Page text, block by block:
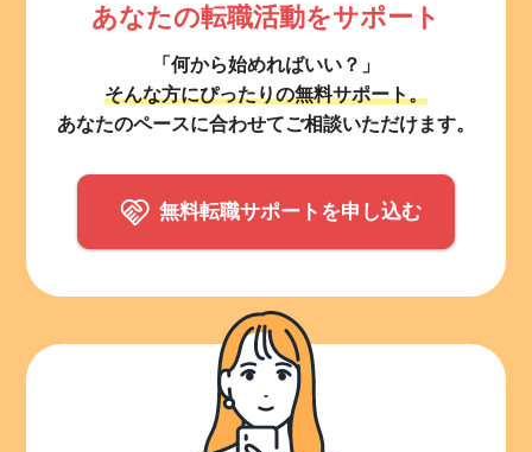
あなたの転職活動をサポート
「何から始めればいい？」
そんな方にぴったりの無料サポート。
あなたのペースに合わせてご相談いただけます。
無料転職サポートを申し込む